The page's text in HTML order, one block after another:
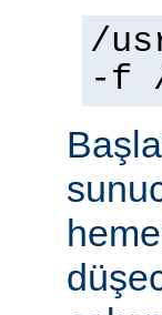
/
-f /